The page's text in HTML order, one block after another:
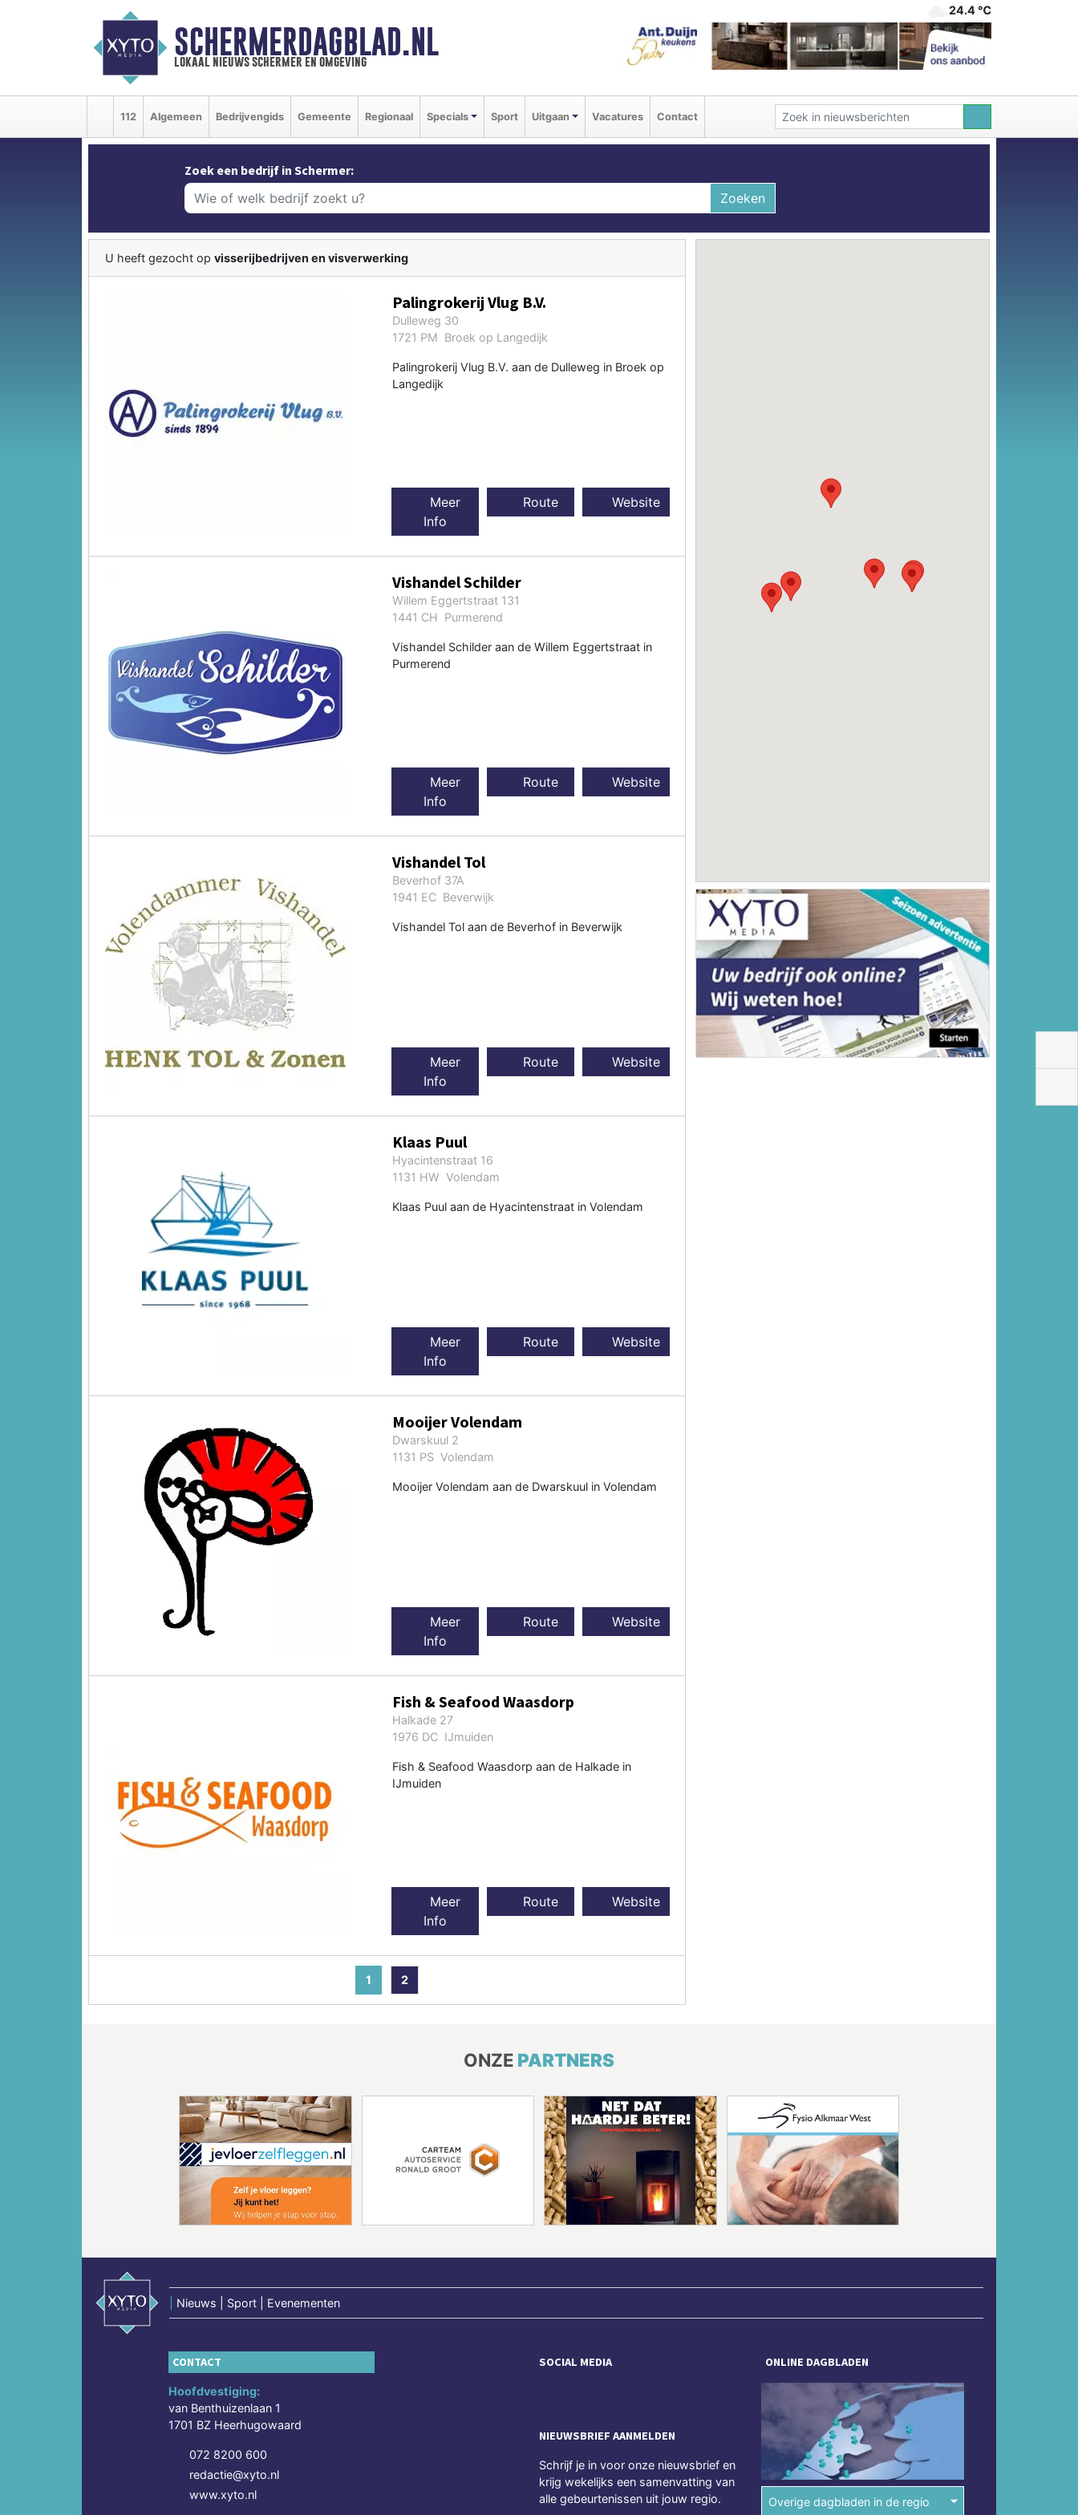
SCHERMERDAGBLAD.NL
lokaal nieuws schermer en omgeving
24.4 ℃
112 Algemeen Bedrijvengids Gemeente Regionaal Specials Sport Uitgaan Vacatures Contact
Zoek een bedrijf in Schermer:
Zoeken
U heeft gezocht op visserijbedrijven en visverwerking
Palingrokerij Vlug B.V.
Dulleweg 30
1721 PM Broek op Langedijk
Palingrokerij Vlug B.V. aan de Dulleweg in Broek op
Langedijk
Meer
Info
Route Website
Vishandel Schilder
Willem Eggertstraat 131
1441 CH Purmerend
Vishandel Schilder aan de Willem Eggertstraat in
Purmerend
Meer
Info
Route Website
Vishandel Tol
Beverhof 37A
1941 EC Beverwijk
Vishandel Tol aan de Beverhof in Beverwijk
Meer
Info
Route Website
Klaas Puul
Hyacintenstraat 16
1131 HW Volendam
Klaas Puul aan de Hyacintenstraat in Volendam
Meer
Info
Route Website
Mooijer Volendam
Dwarskuul 2
1131 PS Volendam
Mooijer Volendam aan de Dwarskuul in Volendam
Meer
Info
Route Website
Fish & Seafood Waasdorp
Halkade 27
1976 DC IJmuiden
Fish & Seafood Waasdorp aan de Halkade in
IJmuiden
Meer
Info
Route Website
1 2
ONZE PARTNERS
Nieuws | Sport | Evenementen
CONTACT
Hoofdvestiging:
van Benthuizenlaan 1
1701 BZ Heerhugowaard
072 8200 600
redactie@xyto.nl
www.xyto.nl
SOCIAL MEDIA
NIEUWSBRIEF AANMELDEN
Schrijf je in voor onze nieuwsbrief en
krijg wekelijks een samenvatting van
alle gebeurtenissen uit jouw regio.
ONLINE DAGBLADEN
Overige dagbladen in de regio